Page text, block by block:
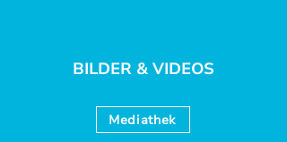
BILDER & VIDEOS
Mediathek